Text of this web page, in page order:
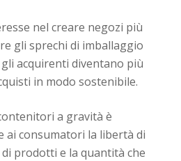
nel creare negozi più
gli sprechi di imballaggio
acquirenti diventano più
in modo sostenibile.
a gravità è
consumatori la libertà di
prodotti e la quantità che